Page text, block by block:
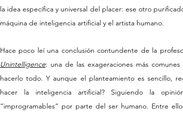
la idea específica y universal del placer: ese otro
máquina de inteligencia artificial y el artista humano.
Hace poco leí una conclusión contundente de la
Unintelligence: una de las exageraciones más
hacerlo todo. Y aunque el planteamiento es sencillo,
hacer la inteligencia artificial? Siguiendo la
“improgramables” por parte del ser humano. Entre